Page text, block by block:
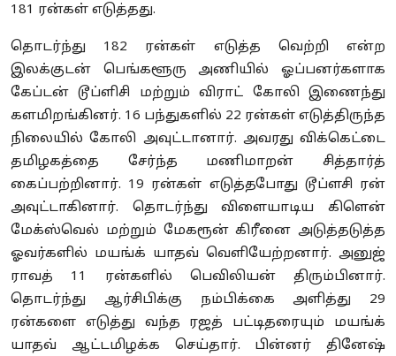
181 ரன்கள் எடுத்தது.
தொடர்ந்து 182 ரன்கள் எடுத்த வெற்றி என்ற
இலக்குடன் பெங்களூரு அணியில் ஓப்பனர்களாக
கேப்டன் டூப்ளிசி மற்றும் விராட் கோலி இணைந்து
களமிறங்கினர். 16 பந்துகளில் 22 ரன்கள் எடுத்திருந்த
நிலையில் கோலி அவுட்டானார். அவரது விக்கெட்டை
தமிழகத்தை சேர்ந்த மணிமாறன் சித்தார்த்
கைப்பற்றினார். 19 ரன்கள் எடுத்தபோது டூப்ளசி ரன்
அவுட்டாகினார். தொடர்ந்து விளையாடிய கிளென்
மேக்ஸ்வெல் மற்றும் மேகரூன் கிரீனை அடுத்தடுத்த
ஓவர்களில் மயங்க் யாதவ் வெளியேற்றனார். அனுஜ்
ராவத் 11 ரன்களில் பெவிலியன் திரும்பினார்.
தொடர்ந்து ஆர்சிபிக்கு நம்பிக்கை அளித்து 29
ரன்களை எடுத்து வந்த ரஜத் பட்டிதரையும் மயங்க்
யாதவ் ஆட்டமிழக்க செய்தார். பின்னர் தினேஷ்